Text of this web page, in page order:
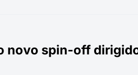
novo spin-off